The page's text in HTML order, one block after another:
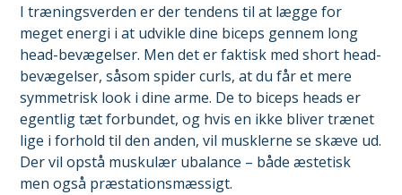
I træningsverden er der tendens til at lægge for
meget energi i at udvikle dine biceps gennem long
head-bevægelser. Men det er faktisk med short head-
bevægelser, såsom spider curls, at du får et mere
symmetrisk look i dine arme. De to biceps heads er
egentlig tæt forbundet, og hvis en ikke bliver trænet
lige i forhold til den anden, vil musklerne se skæve ud.
Der vil opstå muskulær ubalance – både æstetisk
men også præstationsmæssigt.